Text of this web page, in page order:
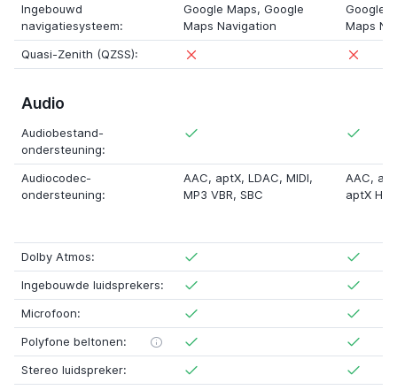
Ingebouwd
navigatiesysteem:
Google Maps, Google
Maps Navigation
Google
Maps
Quasi-Zenith (QZSS):
Audio
Audiobestand-
ondersteuning:
Audiocodec-
ondersteuning:
AAC, aptX, LDAC, MIDI,
MP3 VBR, SBC
AAC,
aptX HD
Dolby Atmos:
Ingebouwde luidsprekers:
Microfoon:
Polyfone beltonen:
Stereo luidspreker: